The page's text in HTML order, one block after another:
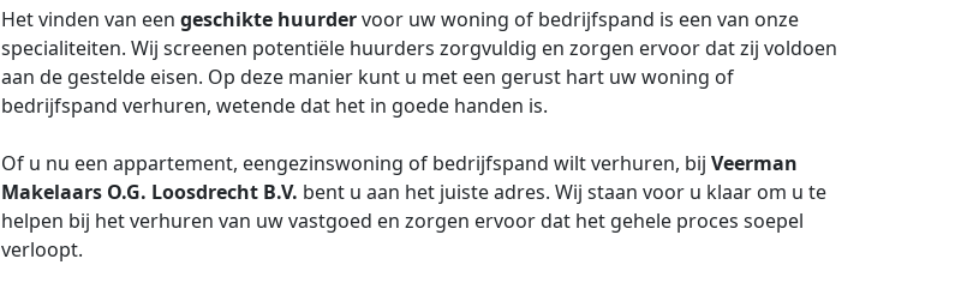
Het vinden van een geschikte huurdervoor uw woning of bedrijfspand is een van onze
specialiteiten. Wij screenen potentiële huurders zorgvuldig en zorgen ervoor dat zij voldoen
aan de gestelde eisen. Op deze manier kunt u met een gerust hart uw woning of
bedrijfspand verhuren, wetende dat het in goede handen is.
Of u nu een appartement, eengezinswoning of bedrijfspand wilt verhuren, bij Veerman
Makelaars O.G. Loosdrecht B.V. bent u aan het juiste adres. Wij staan voor u klaar om u te
helpen bij het verhuren van uw vastgoed en zorgen ervoor dat het gehele proces soepel
verloopt.